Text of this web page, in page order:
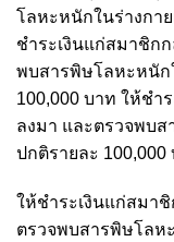
โลหะหนักในร่างกา
ชำระเงินแก่สมาชิก
พบสารพิษโลหะหนัก
100,000 บาท ให้ชำ
ลงมา และตรวจพบ
ปกติรายละ 100,000
ให้ชำระเงินแก่สมา
ตรวจพบสารพิษโลห